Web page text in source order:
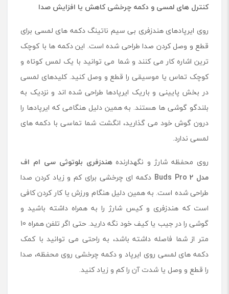
کنترل های لمسی و دکمه چرخشی کاهش یا افزایش صدا
روی ایرپادهای هندزفری بی سیم ناتینگ دکمه های لمسی برای
قطع و وصل کردن صدا طراحی شده است. این دکمه ها با کوچک
ترین اشاره کار می کنند و شما می توانید با یک لمس کوتاه و
کوچک تماس یا موسیقی را قطع و وصل کنید. کلیدهای لمسی
در بخش پایینی و باریک ایرپادها طراحی شده اند و نزدیک به
بلندگو گوشی ها هستند. به همین دلیل هنگامی که ایرپادها را
درون گوش خود می گذارید، انگشت شما تماسی با دکمه های
لمسی ندارد.
روی محفظه شارژ و نگهدارندههندزفری بلوتوثی سی ام اف
مدل Buds Pro 2 دکمه ای چرخشی برای کم و زیاد کردن صدا
طراحی شده است. به همین دلیل هنگام ورزش یا کار کردن کافی
است که هندزفری و کیس شارژ را به همراه داشته باشید و
گوشی را در جیب یا کیف خود نگه دارید. حتی اگر تلفن همراه 10
متر از شما فاصله داشته باشد، به راحتی می توانید با کمک
دکمه های لمسی روی ایرپاد و دکمه چرخشی روی محفظه، صدا
را قطع و وصل یا شدت آن را کم و زیاد کنید.